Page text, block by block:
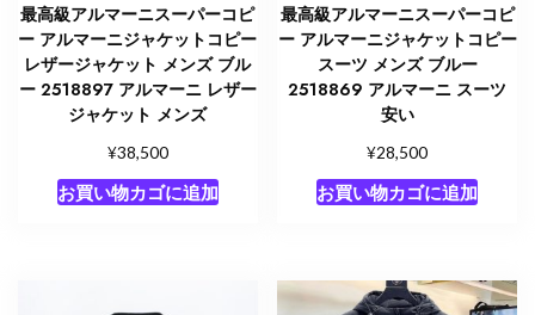
最高級アルマーニスーパーコピ
ー アルマーニジャケットコピー
レザージャケット メンズ ブル
ー 2518897 アルマーニ レザー
ジャケット メンズ
¥38,500
お買い物カゴに追加
最高級アルマーニスーパーコピ
ー アルマーニジャケットコピー
スーツ メンズ ブルー
2518869 アルマーニ スーツ
安い
¥28,500
お買い物カゴに追加